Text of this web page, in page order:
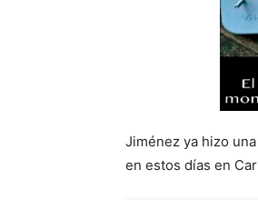
Jiménez ya hizo
en estos días en